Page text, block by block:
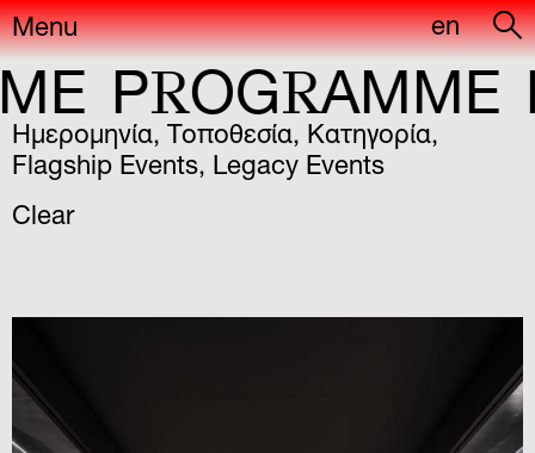
Menu en
P ROGRAMME P
Ημερομηνία, Τοποθεσία, Κατηγορία,
Flagship Events, Legacy Events
Clear